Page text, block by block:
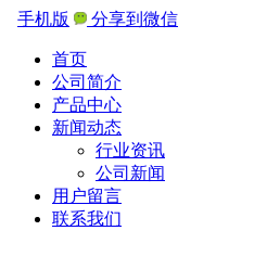
手机版 分享到微信
首页
公司简介
产品中心
新闻动态
行业资讯
公司新闻
用户留言
联系我们